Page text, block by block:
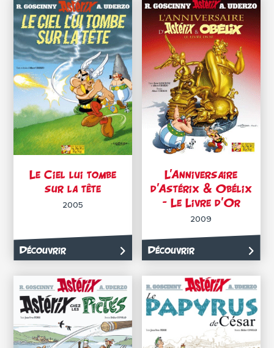
Le Ciel lui tombe
sur la tête
2005
Découvrir
L’Anniversaire
d’Astérix & Obélix
– Le Livre d’Or
2009
Découvrir